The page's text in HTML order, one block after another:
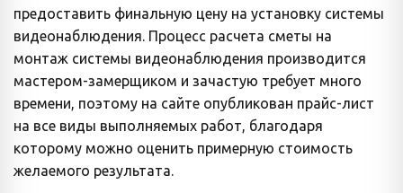
предоставить финальную цену на установку системы
видеонаблюдения. Процесс расчета сметы на
монтаж системы видеонаблюдения производится
мастером-замерщиком и зачастую требует много
времени, поэтому на сайте опубликован прайс-лист
на все виды выполняемых работ, благодаря
которому можно оценить примерную стоимость
желаемого результата.